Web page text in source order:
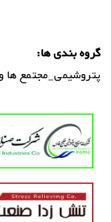
گروه بندی ها:
پتروشیمی_مجتمع